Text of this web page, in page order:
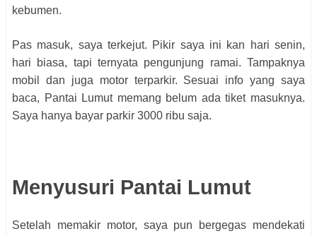
kebumen.
Pas masuk, saya terkejut. Pikir saya ini kan hari senin,
hari biasa, tapi ternyata pengunjung ramai. Tampaknya
mobil dan juga motor terparkir. Sesuai info yang saya
baca, Pantai Lumut memang belum ada tiket masuknya.
Saya hanya bayar parkir 3000 ribu saja.
Menyusuri Pantai Lumut
Setelah memakir motor, saya pun bergegas mendekati